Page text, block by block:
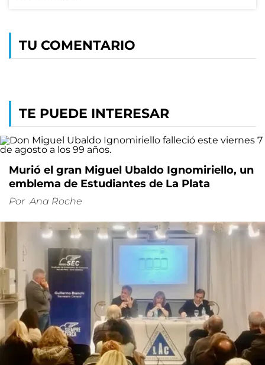
TU COMENTARIO
TE PUEDE INTERESAR
Murió el gran Miguel Ubaldo Ignomiriello, un
emblema de Estudiantes de La Plata
Por Ana Roche